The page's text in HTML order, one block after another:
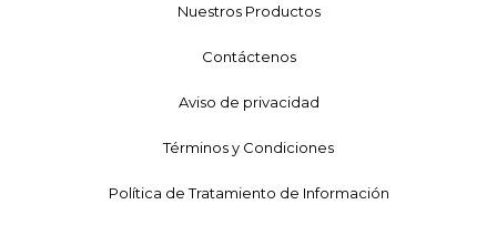
Nuestros Productos
Contáctenos
Aviso de privacidad
Términos y Condiciones
Política de Tratamiento de Información